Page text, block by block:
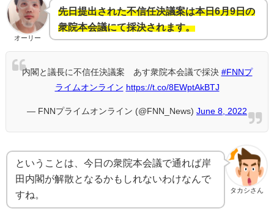
オーリー
先日提出された不信任決議案は本日6月9日の
衆院本会議にて採決されます。
内閣と議長に不信任決議案 あす衆院本会議で採決 #FNNプ
ライムオンライン https://t.co/8EWptAkBTJ
— FNNプライムオンライン (@FNN_News) June 8, 2022
タカシさん
ということは、今日の衆院本会議で通れば岸
田内閣が解散となるかもしれないわけなんで
すね。